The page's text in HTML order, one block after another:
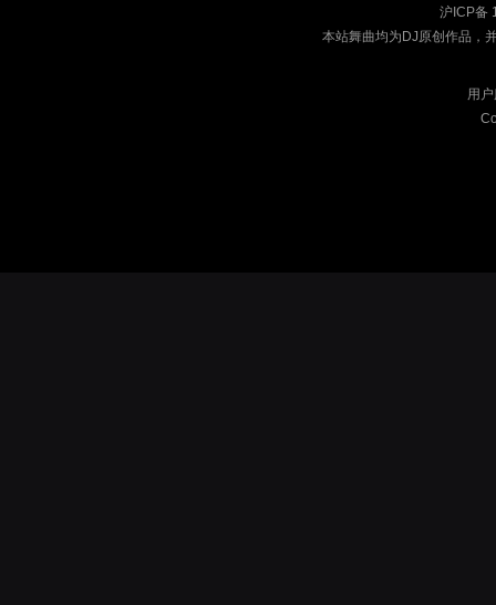
沪ICP备
本站舞曲均为DJ原创作品，
用